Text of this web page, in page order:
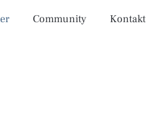
Community Kontakt